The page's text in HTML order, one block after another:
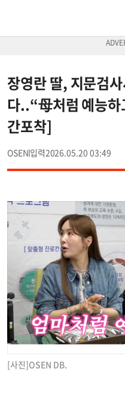
장영란 딸, 지문검
다..“母처럼 예능
간포착]
OSEN 2026.05.20 03:49
[사진]OSEN DB.